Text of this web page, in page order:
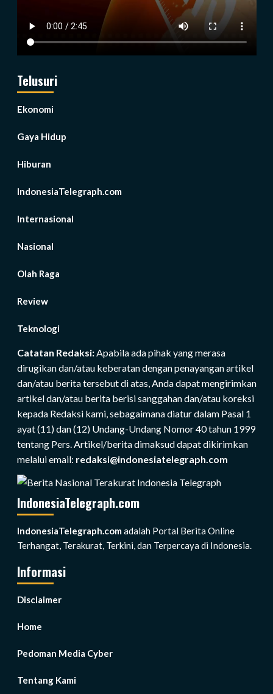
Telusuri
Ekonomi
Gaya Hidup
Hiburan
IndonesiaTelegraph.com
Internasional
Nasional
Olah Raga
Review
Teknologi
Catatan Redaksi:Apabila ada pihak yang merasa
dirugikan dan/atau keberatan dengan penayangan artikel
dan/atau berita tersebut di atas, Anda dapat mengirimkan
artikel dan/atau berita berisi sanggahan dan/atau koreksi
kepada Redaksi kami, sebagaimana diatur dalam Pasal 1
ayat (11) dan (12) Undang-Undang Nomor 40 tahun 1999
tentang Pers. Artikel/berita dimaksud dapat dikirimkan
melalui email: redaksi@indonesiatelegraph.com
IndonesiaTelegraph.com
IndonesiaTelegraph.com adalah Portal Berita Online
Terhangat, Terakurat, Terkini, dan Terpercaya di Indonesia.
Informasi
Disclaimer
Home
Pedoman Media Cyber
Tentang Kami